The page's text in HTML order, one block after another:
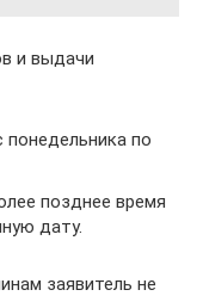
и выдачи
по
позднее время
дату.
заявитель не